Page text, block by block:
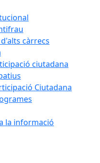
càrrecs
ciutadana
Ciutadana
la informació